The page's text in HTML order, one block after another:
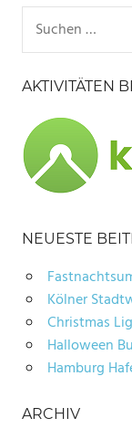
nach:
AKTIVITÄTEN
NEUESTE
Kölner
Christmas
Halloween
Hamburg
ARCHIV